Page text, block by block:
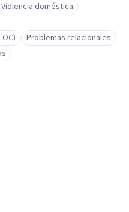
Violencia doméstica
Problemas relacionales